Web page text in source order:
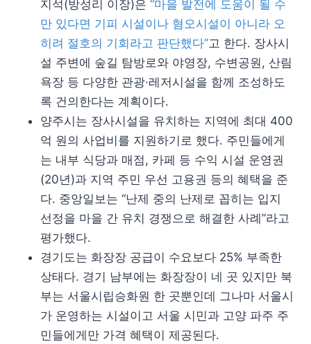
지석(방성리 이장)은 “마을 발전에 도움이 될 수
만 있다면 기피 시설이나 혐오시설이 아니라 오
히려 절호의 기회라고 판단했다”고 한다. 장사시
설 주변에 숲길 탐방로와 야영장, 수변공원, 산림
욕장 등 다양한 관광·레저시설을 함께 조성하도
록 건의한다는 계획이다.
양주시는 장사시설을 유치하는 지역에 최대 400
억 원의 사업비를 지원하기로 했다. 주민들에게
는 내부 식당과 매점, 카페 등 수익 시설 운영권
(20년)과 지역 주민 우선 고용권 등의 혜택을 준
다. 중앙일보는 “난제 중의 난제로 꼽히는 입지
선정을 마을 간 유치 경쟁으로 해결한 사례”라고
평가했다.
경기도는 화장장 공급이 수요보다 25% 부족한
상태다. 경기 남부에는 화장장이 네 곳 있지만 북
부는 서울시립승화원 한 곳뿐인데 그나마 서울시
가 운영하는 시설이고 서울 시민과 고양 파주 주
민들에게만 가격 혜택이 제공된다.